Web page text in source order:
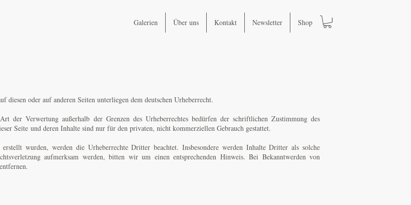
Galerien Über uns Kontakt Newsletter Shop
diesen oder auf anderen Seiten unterliegen dem deutschen Urheberrecht.
der Verwertung außerhalb der Grenzen des Urheberrechtes bedürfen der schriftlichen Zustimmung des
Seite und deren Inhalte sind nur für den privaten, nicht kommerziellen Gebrauch gestattet.
wurden, werden die Urheberrechte Dritter beachtet. Insbesondere werden Inhalte Dritter als solche
aufmerksam werden, bitten wir um einen entsprechenden Hinweis. Bei Bekanntwerden von